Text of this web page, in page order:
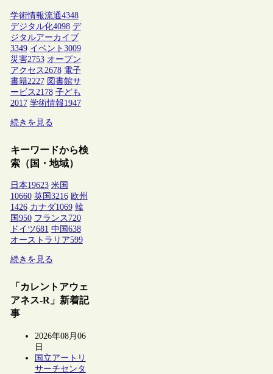
学術情報流通4348
デジタル化4098 デ
ジタルアーカイブ
3349 イベント 3009
災害2753 オープン
アクセス 2678 電子
書籍2227 図書館サ
ービス 2178 子ども
2017 学術情報1947
続きを見る
キーワードから検
索（国・地域）
日本19623 米国
10660 英国 3216 欧州
1426 カナダ1069 韓
国 950 フランス 720
ドイツ681 中国 638
オーストラリア599
続きを見る
「カレントアウェ
アネス-R」新着記
事
2026年08月06
日
国立アートリ
サーチセンタ